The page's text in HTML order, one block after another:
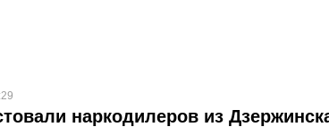
наркодилеров из